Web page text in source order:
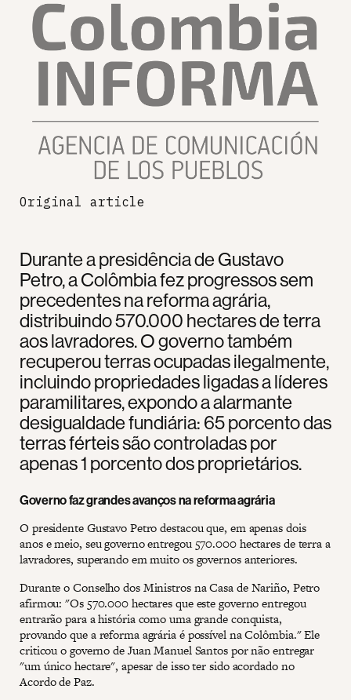
Durante a presidência de Gustavo
Petro, a Colômbia fez progressos sem
precedentes na reforma agrária,
distribuindo 570.000 hectares de terra
aos lavradores. O governo também
recuperou terras ocupadas ilegalmente,
incluindo propriedades ligadas a líderes
paramilitares, expondo a alarmante
desigualdade fundiária: 65 porcento das
terras férteis são controladas por
apenas 1 porcento dos proprietários.
Governo faz grandes avanços na reforma agrária
O presidente Gustavo Petro destacou que, em apenas dois
anos e meio, seu governo entregou 570.000 hectares de terra a
lavradores, superando em muito os governos anteriores.
Durante o Conselho dos Ministros na Casa de Nariño, Petro
afirmou: "Os 570.000 hectares que este governo entregou
entrarão para a história como uma grande conquista,
provando que a reforma agrária é possível na Colômbia." Ele
criticou o governo de Juan Manuel Santos por não entregar
"um único hectare", apesar de isso ter sido acordado no
Acordo de Paz.
Original article